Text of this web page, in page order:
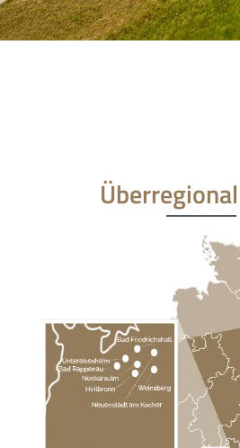
uns die perfekte Lösung in
einfachen Zeit.